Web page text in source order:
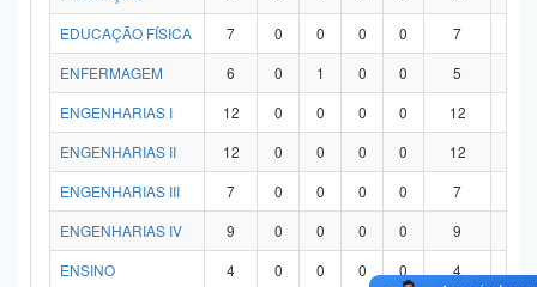
EDUCAÇÃO FÍSICA
7 0 0 0 0 7
ENFERMAGEM
6 0 1 0 0 5
ENGENHARIAS I
12 0 0 0 0 12
ENGENHARIAS II
12 0 0 0 0 12
ENGENHARIAS III
7 0 0 0 0 7
ENGENHARIAS IV
9 0 0 0 0 9
ENSINO
4 0 0 0 0 4